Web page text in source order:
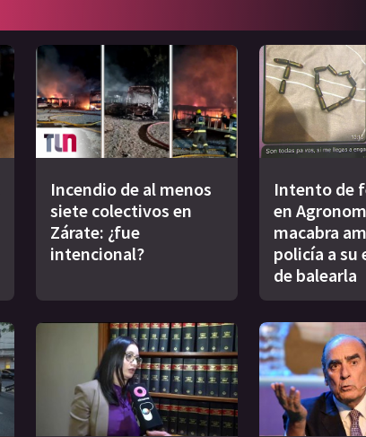
Incendio de al menos
siete colectivos en
Zárate: ¿fue
intencional?
Intento de
en
macabra
policía a su
de balearla